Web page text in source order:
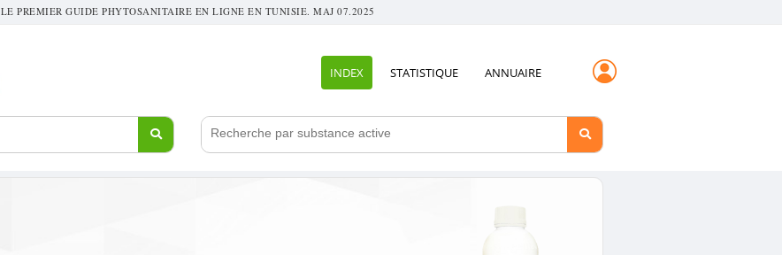
LE PREMIER GUIDE PHYTOSANITAIRE EN LIGNE EN TUNISIE. MAJ 07.2025
INDEX STATISTIQUE ANNUAIRE